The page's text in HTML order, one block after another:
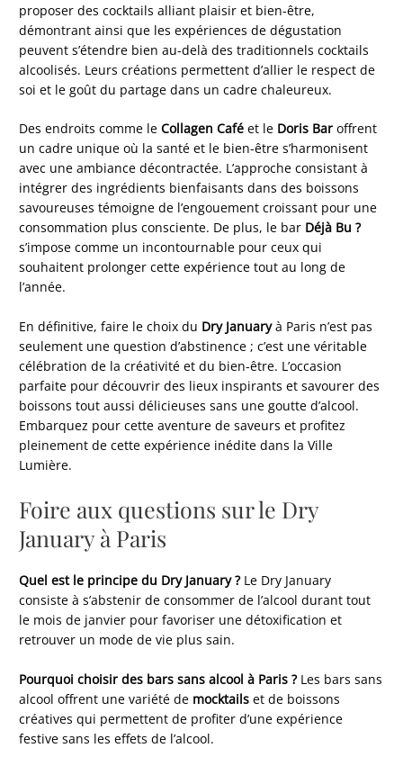
proposer des cocktails alliant plaisir et bien-être,
démontrant ainsi que les expériences de dégustation
peuvent s’étendre bien au-delà des traditionnels cocktails
alcoolisés. Leurs créations permettent d’allier le respect de
soi et le goût du partage dans un cadre chaleureux.
Des endroits comme leCollagen Café et le Doris Bar offrent
un cadre unique où la santé et le bien-être s’harmonisent
avec une ambiance décontractée. L’approche consistant à
intégrer des ingrédients bienfaisants dans des boissons
savoureuses témoigne de l’engouement croissant pour une
consommation plus consciente. De plus, le bar Déjà Bu ?
s’impose comme un incontournable pour ceux qui
souhaitent prolonger cette expérience tout au long de
l’année.
En définitive, faire le choix du Dry Januaryà Paris n’est pas
seulement une question d’abstinence ; c’est une véritable
célébration de la créativité et du bien-être. L’occasion
parfaite pour découvrir des lieux inspirants et savourer des
boissons tout aussi délicieuses sans une goutte d’alcool.
Embarquez pour cette aventure de saveurs et profitez
pleinement de cette expérience inédite dans la Ville
Lumière.
Foire aux questions sur le Dry
January à Paris
Quel est le principe du Dry January ?Le Dry January
consiste à s’abstenir de consommer de l’alcool durant tout
le mois de janvier pour favoriser une détoxification et
retrouver un mode de vie plus sain.
Pourquoi choisir des bars sans alcool à Paris ?Les bars sans
alcool offrent une variété de mocktails et de boissons
créatives qui permettent de profiter d’une expérience
festive sans les effets de l’alcool.